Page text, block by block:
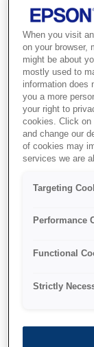
Low
Fast print
When you visit
on your browser,
might be about
mostly used to
information does
you a more
your right to
cookies. Click on
and change our
of cookies may
services we are
Targeting
Performance
Functional
Strictly